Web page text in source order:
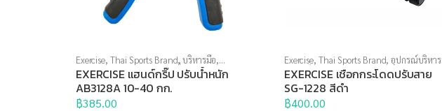
Exercise, Thai Sports Brand,บริหารมือ,
อุปกรณ์บริหารกาย,อุปกรณ์เพื่อสุขภาพ
EXERCISE แฮนด์กริ๊ป ปรับน้ำหนัก
AB3128A 10-40 กก.
฿385.00
Exercise, Thai Sports Brand,อุปกรณ์บริหาร
กาย,เชือกกระโดด
EXERCISE เชือกกระโดดปรับสาย
SG-1228 สีดำ
฿400.00